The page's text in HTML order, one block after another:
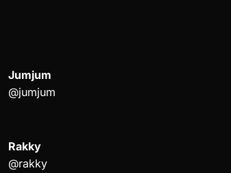
Jumjum
@jumjum
Rakky
@rakky